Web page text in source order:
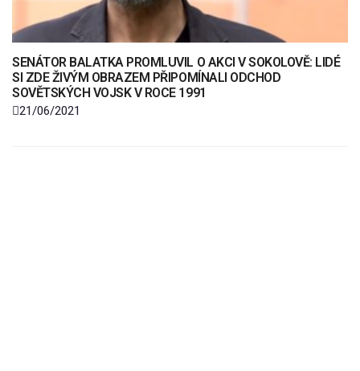
SENÁTOR BALATKA PROMLUVIL O AKCI V SOKOLOVĚ: LIDÉ
SI ZDE ŽIVÝM OBRAZEM PŘIPOMÍNALI ODCHOD
SOVĚTSKÝCH VOJSK V ROCE 1991
21/06/2021